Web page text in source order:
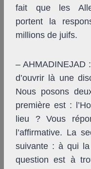
fait que les
portent la
millions de juifs.
– AHMADINEJAD
d’ouvrir là une
Nous posons
première est :
lieu ? Vous
l’affirmative. La
suivante : à qui
question est à